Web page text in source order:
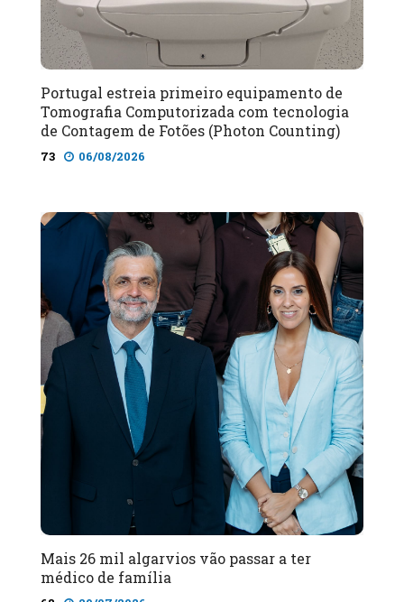
Portugal estreia primeiro equipamento de
Tomografia Computorizada com tecnologia
de Contagem de Fotões (Photon Counting)
73 06/08/2026
Mais 26 mil algarvios vão passar a ter
médico de família